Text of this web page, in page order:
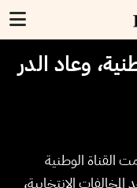
وعاد الدر
جويلية، قدمت القناة الوطنية
الانتخابية،